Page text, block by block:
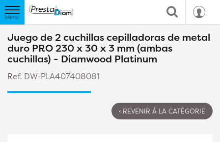
Juego de 2 cuchillas cepilladoras de metal
duro PRO 230 x 30 x 3 mm (ambas
cuchillas) - Diamwood Platinum
Ref. DW-PLA407408081
‹ REVENIR À LA CATÉGORIE